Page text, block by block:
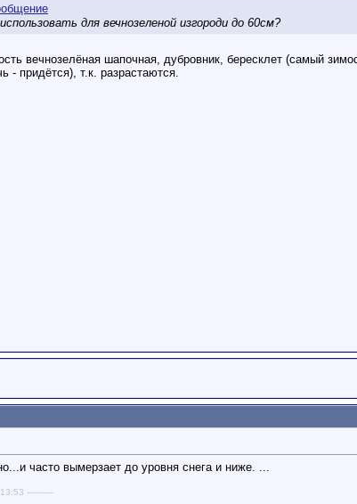
для вечнозеленой изгороди до 60см?
вечнозелёная шапочная, дубровник, бересклет (самый
- придётся), т.к. разрастаются.
часто вымерзает до уровня снега и ниже. ...
----------